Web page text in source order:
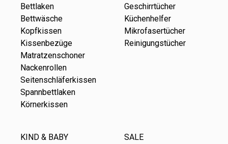
Bettlaken
Bettwäsche
Kopfkissen
Kissenbezüge
Matratzenschoner
Nackenrollen
Seitenschläferkissen
Spannbettlaken
Körnerkissen
Geschirrtücher
Küchenhelfer
Mikrofasertücher
Reinigungstücher
KIND & BABY
SALE